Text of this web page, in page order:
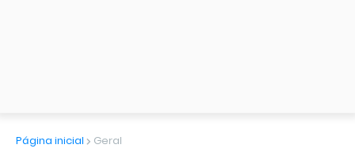
Página inicial Geral